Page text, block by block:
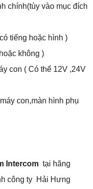
chính(tùy vào mục đích
tiếng hoặc hình )
không )
con ( Có thể 12V ,24V
con,màn hình phụ
Intercomtại hãng
công ty Hải Hưng